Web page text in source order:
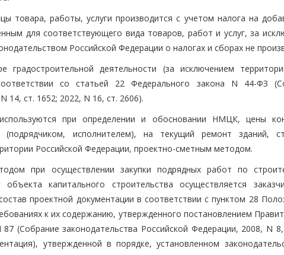
товара, работы, услуги производится с учетом налога на
для соответствующего вида товаров, работ и услуг, за
Российской Федерации о налогах и сборах не
деятельности (за исключением
со статьей 22 Федерального закона N 44-ФЗ
14, ст. 1652; 2022, N 16, ст. 2606).
при определении и обосновании НМЦК, цены
исполнителем), на текущий ремонт зданий,
Российской Федерации, проектно-сметным методом.
при осуществлении закупки подрядных работ по
капитального строительства осуществляется
проектной документации в соответствии с пунктом 28
к их содержанию, утвержденного постановлением
(Собрание законодательства Российской Федерации, 2008, N
утвержденной в порядке, установленном